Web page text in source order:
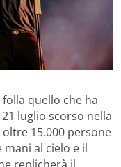
quello che ha
luglio scorso nella
15.000 persone
al cielo e il